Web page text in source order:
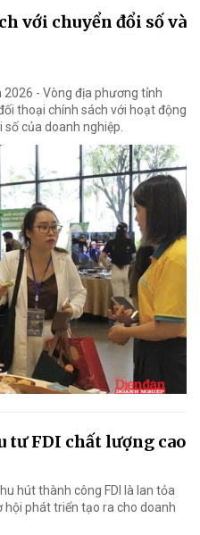
với chuyển đổi số và
2026 - Vòng địa phương tỉnh
thoại chính sách với hoạt động
của doanh nghiệp.
tư FDI chất lượng cao
hút thành công FDI là lan tỏa
hội phát triển tạo ra cho doanh